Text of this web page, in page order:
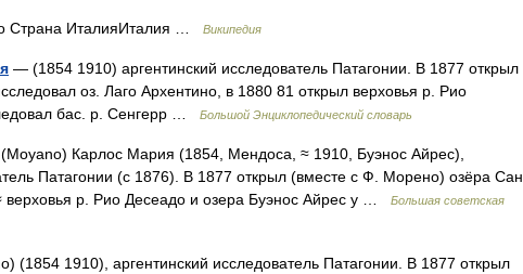
Страна ИталияИталия … Википедия
— (1854 1910) аргентинский исследователь Патагонии. В 1877 открыл
оз. Лаго Архентино, в 1880 81 открыл верховья р. Рио
бас. р. Сенгерр …
Большой Энциклопедический словарь
Карлос Мария (1854, Мендоса, ≈ 1910, Буэнос Айрес),
Патагонии (с 1876). В 1877 открыл (вместе с Ф. Морено) озёра Сан
верховья р. Рио Десеадо и озера Буэнос Айрес у …
Большая советская
(1854 1910), аргентинский исследователь Патагонии. В 1877 открыл